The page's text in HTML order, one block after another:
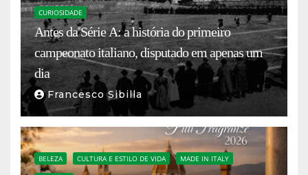
CURIOSIDADE
Antes da Série A: a história do primeiro
campeonato italiano, disputado em apenas um
dia
Francesco Sibilla
BELEZA CULTURA E ESTILO DE VIDA MADE IN ITALY